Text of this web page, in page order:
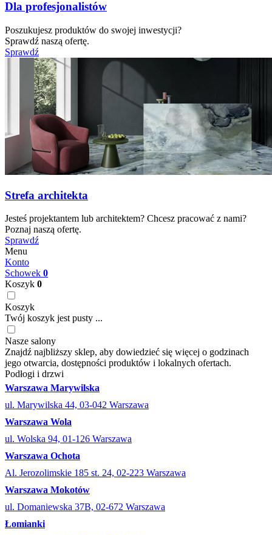
Dla profesjonalistów
Poszukujesz produktów do swojej inwestycji?
Sprawdź naszą ofertę.
Sprawdź
Strefa architekta
Jesteś projektantem lub architektem? Chcesz pracować z nami?
Poznaj naszą ofertę.
Sprawdź
Menu
Konto
Schowek 0
Koszyk 0
Koszyk
Twój koszyk jest pusty ...
Nasze salony
Znajdź najbliższy sklep, aby dowiedzieć się więcej o godzinach
jego otwarcia, dostępności produktów i lokalnych ofertach.
Podłogi i drzwi
Warszawa Marywilska
ul. Marywilska 44, 03-042 Warszawa
Warszawa Wola
ul. Wolska 94, 01-126 Warszawa
Warszawa Ochota
Al. Jerozolimskie 185 st. 24, 02-223 Warszawa
Warszawa Mokotów
ul. Domaniewska 37B, 02-672 Warszawa
Łomianki